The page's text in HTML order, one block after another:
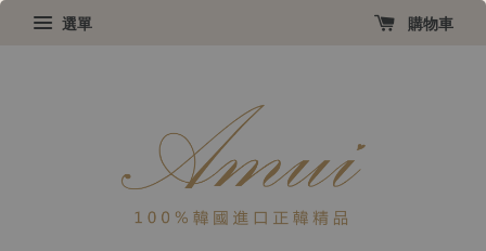
選單 購物車